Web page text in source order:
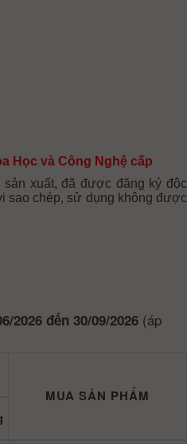
Học và Công Nghệ cấp
xuất, đã được đăng ký độc
sao chép, sử dụng không được
đến 30/09/2026 (áp
MUA SẢN PHẨM